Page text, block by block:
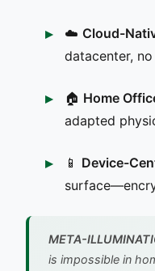
☁️ Cloud-
datacenter,
🏠 Home
adapted
📱 Device-
META-
is impossible in